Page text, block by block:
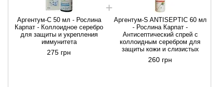
Аргентум-С 50 мл - Рослина
Карпат - Коллоидное серебро
для защиты и укрепления
иммунитета
275 грн
Аргентум-S ANTISEPTIC 60 мл
- Рослина Карпат -
Антисептический спрей с
коллоидным серебром для
защиты кожи и слизистых
260 грн